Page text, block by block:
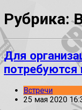
Рубрика:
Для
Встречи
25 мая 2020